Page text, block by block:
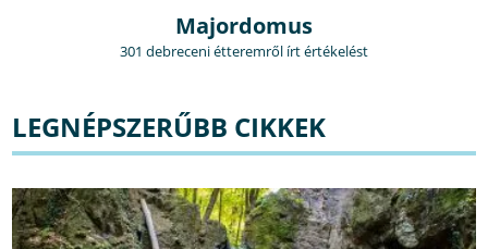
Majordomus
301 debreceni étteremről írt értékelést
LEGNÉPSZERŰBB CIKKEK